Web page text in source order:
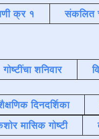
क्र १
संकलित
गोष्टींचा शनिवार
दिनदर्शिका
मासिक गोष्टी